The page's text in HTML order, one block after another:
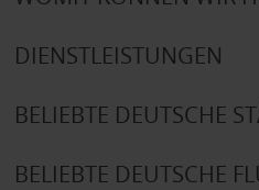
DIENSTLEISTUNGEN
BELIEBTE DEUTSCHE
BELIEBTE DEUTSCHE